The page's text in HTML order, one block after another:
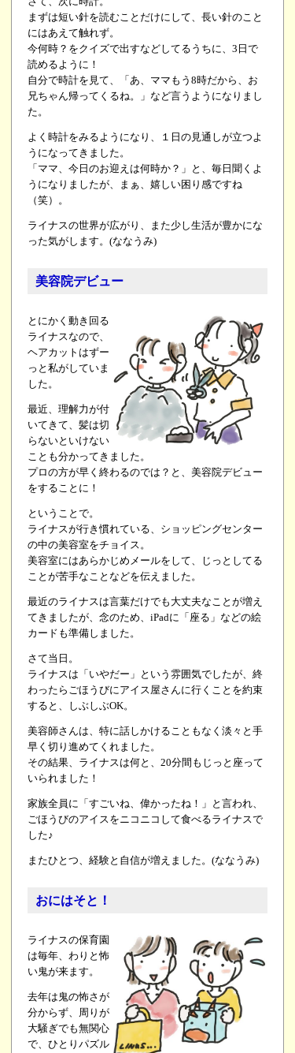
まずは短い針を読むことだけにして、長い針のこと
にはあえて触れず。
今何時？をクイズで出すなどしてるうちに、3日で
読めるように！
自分で時計を見て、「あ、ママもう8時だから、お
兄ちゃん帰ってくるね。」など言うようになりまし
た。
よく時計をみるようになり、１日の見通しが立つよ
うになってきました。
「ママ、今日のお迎えは何時か？」と、毎日聞くよ
うになりましたが、まぁ、嬉しい困り感ですね
（笑）。
ライナスの世界が広がり、また少し生活が豊かにな
った気がします。(ななうみ)
美容院デビュー
とにかく動き回る
ライナスなので、
ヘアカットはずー
っと私がしていま
した。
最近、理解力が付
いてきて、髪は切
らないといけない
ことも分かってきました。
プロの方が早く終わるのでは？と、美容院デビュー
をすることに！
ということで。
ライナスが行き慣れている、ショッピングセンター
の中の美容室をチョイス。
美容室にはあらかじめメールをして、じっとしてる
ことが苦手なことなどを伝えました。
最近のライナスは言葉だけでも大丈夫なことが増え
てきましたが、念のため、iPadに「座る」などの絵
カードも準備しました。
さて当日。
ライナスは「いやだー」という雰囲気でしたが、終
わったらごほうびにアイス屋さんに行くことを約束
すると、しぶしぶOK。
美容師さんは、特に話しかけることもなく淡々と手
早く切り進めてくれました。
その結果、ライナスは何と、20分間もじっと座って
いられました！
家族全員に「すごいね、偉かったね！」と言われ、
ごほうびのアイスをニコニコして食べるライナスで
した♪
またひとつ、経験と自信が増えました。(ななうみ)
おにはそと！
ライナスの保育園
は毎年、わりと怖
い鬼が来ます。
去年は鬼の怖さが
分からず、周りが
大騒ぎでも無関心
で、ひとりパズル